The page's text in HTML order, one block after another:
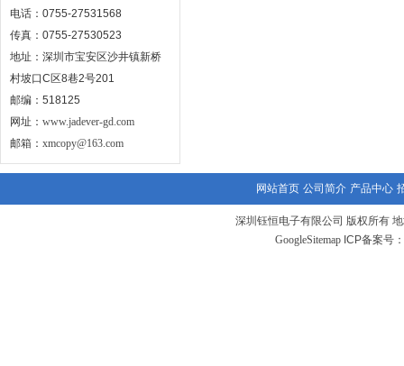
电话：0755-27531568
传真：0755-27530523
地址：深圳市宝安区沙井镇新桥
村坡口C区8巷2号201
邮编：518125
网址： www.jadever-gd.com
邮箱： xmcopy@163.com
网站首页 公司简介 产品中心
深圳钰恒电子有限公司 版权所有
GoogleSitemap ICP备案号：